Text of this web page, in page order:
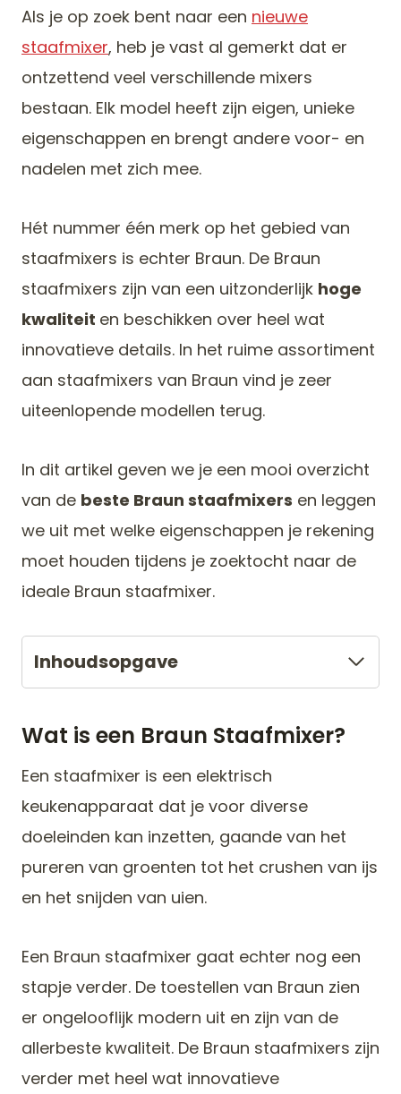
Als je op zoek bent naar een nieuwe
staafmixer, heb je vast al gemerkt dat er
ontzettend veel verschillende mixers
bestaan. Elk model heeft zijn eigen, unieke
eigenschappen en brengt andere voor- en
nadelen met zich mee.
Hét nummer één merk op het gebied van
staafmixers is echter Braun. De Braun
staafmixers zijn van een uitzonderlijk hoge
kwaliteit en beschikken over heel wat
innovatieve details. In het ruime assortiment
aan staafmixers van Braun vind je zeer
uiteenlopende modellen terug.
In dit artikel geven we je een mooi overzicht
van de beste Braun staafmixers en leggen
we uit met welke eigenschappen je rekening
moet houden tijdens je zoektocht naar de
ideale Braun staafmixer.
Inhoudsopgave
Wat is een Braun Staafmixer?
Een staafmixer is een elektrisch
keukenapparaat dat je voor diverse
doeleinden kan inzetten, gaande van het
pureren van groenten tot het crushen van ijs
en het snijden van uien.
Een Braun staafmixer gaat echter nog een
stapje verder. De toestellen van Braun zien
er ongelooflijk modern uit en zijn van de
allerbeste kwaliteit. De Braun staafmixers zijn
verder met heel wat innovatieve